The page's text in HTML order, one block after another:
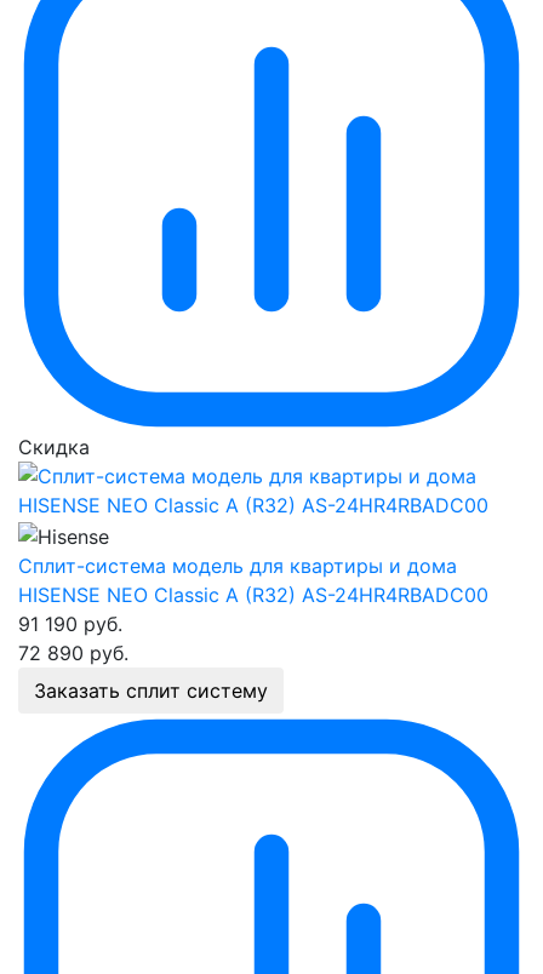
Скидка
Сплит-система модель для квартиры и дома
HISENSE NEO Classic A (R32) AS-24HR4RBADC00
91 190 руб.
72 890 руб.
Заказать сплит систему